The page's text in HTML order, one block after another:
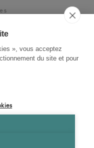
», vous acceptez
du site et pour